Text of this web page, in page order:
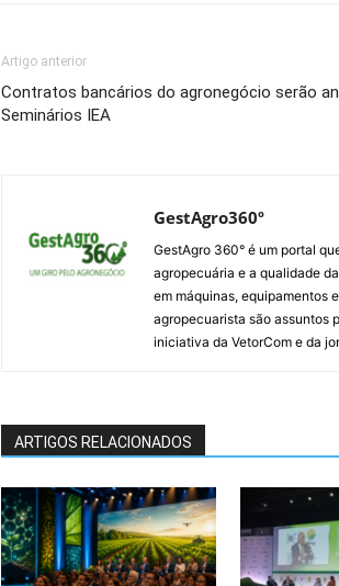
Artigo anterior
Contratos bancários do agronegócio serão
Seminários IEA
GestAgro360º
GestAgro 360° é um portal
agropecuária e a qualidade
em máquinas, equipamentos
agropecuarista são assuntos
iniciativa da VetorCom e da
ARTIGOS RELACIONADOS